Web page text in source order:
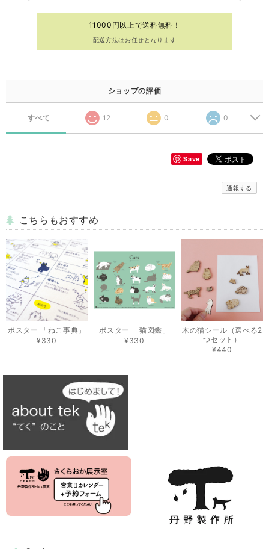
11000円以上で送料無料！
配送方法はお任せとなります
ショップの評価
すべて 12 0 0
Save
通報する
こちらもおすすめ
ポスター 「ねこ事典」
¥330
ポスター 「猫図鑑」
¥330
木の猫シール（選べる2
つセット）
¥440